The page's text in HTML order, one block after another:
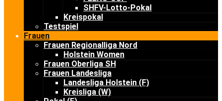
SHFV-Lotto-Pokal
Kreispokal
Testspiel
Frauen
Frauen Regionalliga Nord
Holstein Women
Frauen Oberliga SH
Frauen Landesliga
Landesliga Holstein (F)
Kreisliga (W)